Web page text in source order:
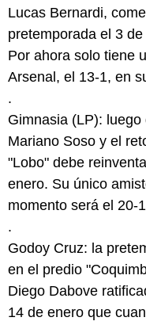
Lucas Bernardi,
pretemporada el 3
Por ahora solo tiene
Arsenal, el 13-1, en
.
Gimnasia (LP):
Mariano Soso y el
"Lobo" debe
enero. Su único
momento será el 20-
.
Godoy Cruz: la
en el predio
Diego Dabove
14 de enero que